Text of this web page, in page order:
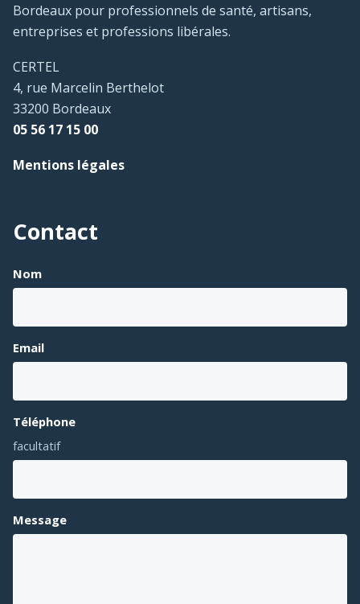
Bordeaux pour professionnels de santé, artisans,
entreprises et professions libérales.
CERTEL
4, rue Marcelin Berthelot
33200 Bordeaux
05 56 17 15 00
Mentions légales
Contact
Nom
Email
Téléphone
facultatif
Message